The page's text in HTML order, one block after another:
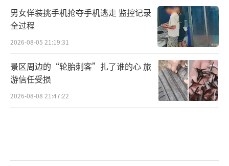
男女佯装挑手机抢夺手机逃走 监控记录
全过程
2026-08-05 21:19:31
景区周边的“轮胎刺客”扎了谁的心 旅
游信任受损
2026-08-08 21:47:22